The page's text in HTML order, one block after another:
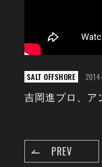
SALT OFFSHORE
吉岡進プロ、
PREV